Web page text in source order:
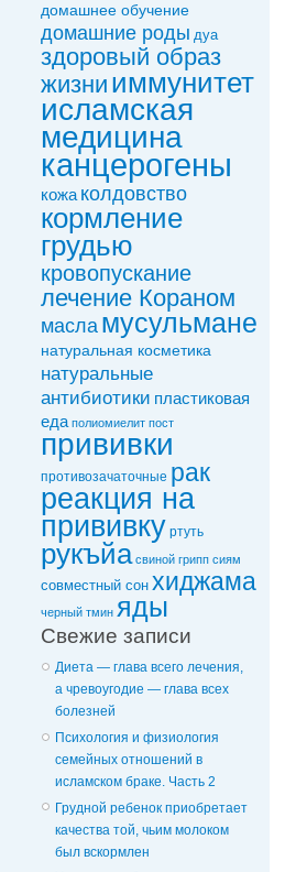
домашнее обучение
домашние роды дуа
здоровый образ
жизни иммунитет
исламская
медицина
канцерогены
кожа колдовствo
кормление
грудью
кровопускание
лечение Кораном
масла мусульмане
натуральная косметика
натуральные
антибиотики пластиковая
еда полиомиелит пост
прививки
противозачаточные рак
реакция на
прививку ртуть
рукъйа свиной грипп сиям
совместный сон хиджама
черный тмин яды
Свежие записи
Диета — глава всего лечения,
а чревоугодие — глава всех
болезней
Психология и физиология
семейных отношений в
исламском браке. Часть 2
Грудной ребенок приобретает
качества той, чьим молоком
был вскормлен